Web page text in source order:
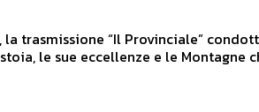
la trasmissione “Il Provinciale”
le sue eccellenze e le Montagne